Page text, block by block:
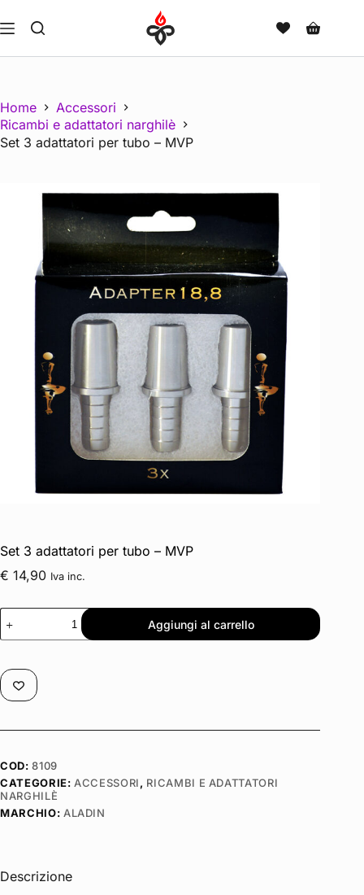
Home
Accessori
Ricambi e adattatori narghilè
Set 3 adattatori per tubo – MVP
Set 3 adattatori per tubo – MVP
€ 14,90 Iva inc.
Aggiungi al carrello
COD:8109
CATEGORIE: ACCESSORI, RICAMBI E ADATTATORI
NARGHILÈ
MARCHIO: ALADIN
Descrizione